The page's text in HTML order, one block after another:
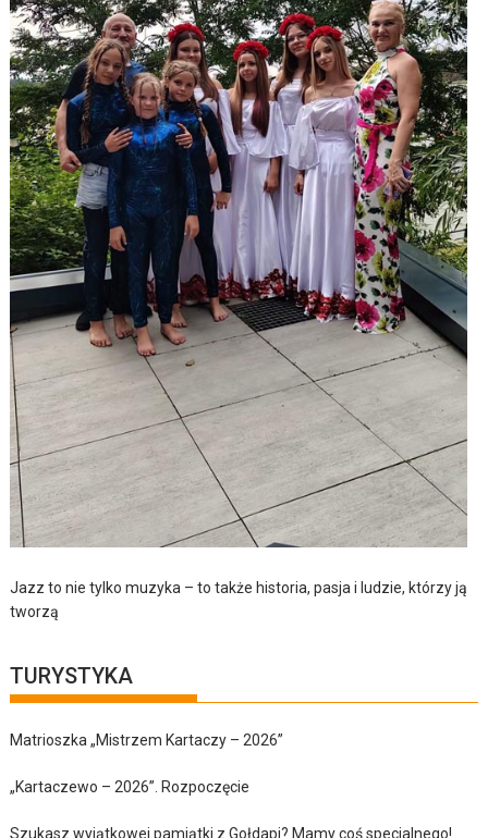
Jazz to nie tylko muzyka – to także historia, pasja i ludzie, którzy ją
tworzą
TURYSTYKA
Matrioszka „Mistrzem Kartaczy – 2026”
„Kartaczewo – 2026”. Rozpoczęcie
Szukasz wyjątkowej pamiątki z Gołdapi? Mamy coś specjalnego!